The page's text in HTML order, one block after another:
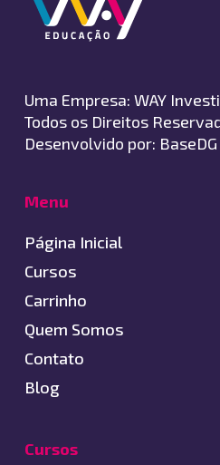
Uma Empresa: WAY
Todos os Direitos
Desenvolvido por: BaseDG
Menu
Página Inicial
Cursos
Carrinho
Quem Somos
Contato
Blog
Cursos